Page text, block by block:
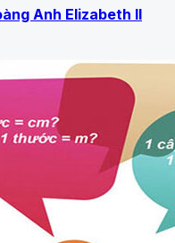
Anh Elizabeth II